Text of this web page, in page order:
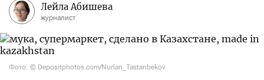
Лейла Абишева
журналист
Фото: © Depositphotos.com/Nurlan_Tastanbekov